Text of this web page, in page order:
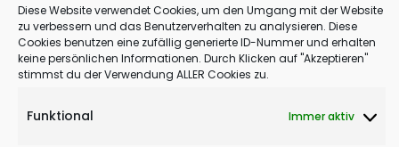
Diese Website verwendet Cookies, um den Umgang mit der Website
zu verbessern und das Benutzerverhalten zu analysieren. Diese
Cookies benutzen eine zufällig generierte ID-Nummer und erhalten
keine persönlichen Informationen. Durch Klicken auf "Akzeptieren"
stimmst du der Verwendung ALLER Cookies zu.
Funktional Immer aktiv
Meditation
Motivation
Qigong